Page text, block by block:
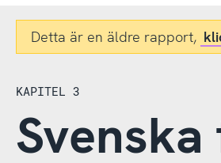
Detta är en äldre rapport,
KAPITEL 3